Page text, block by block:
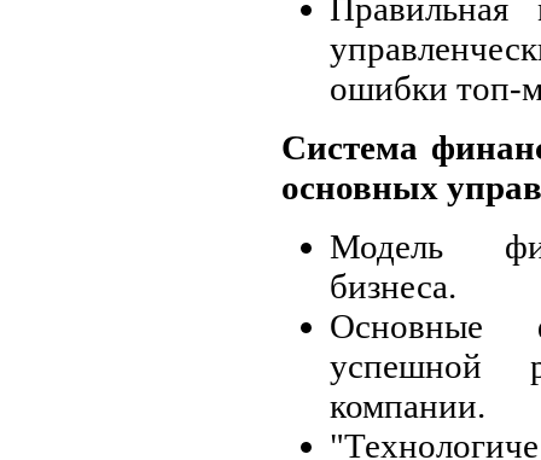
Правильная
ошибки топ-
Система
основных
Модель
бизнеса.
Основные
успешной
компании.